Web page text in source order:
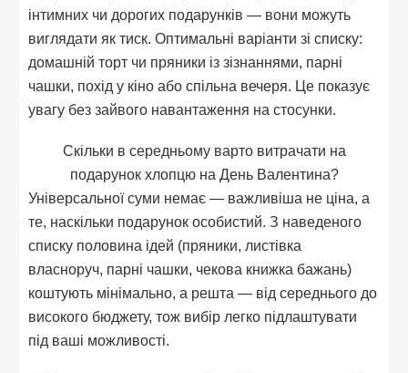
інтимних чи дорогих подарунків — вони можуть
виглядати як тиск. Оптимальні варіанти зі списку:
домашній торт чи пряники із зізнаннями, парні
чашки, похід у кіно або спільна вечеря. Це показує
увагу без зайвого навантаження на стосунки.
Скільки в середньому варто витрачати на
подарунок хлопцю на День Валентина?
Універсальної суми немає — важливіша не ціна, а
те, наскільки подарунок особистий. З наведеного
списку половина ідей (пряники, листівка
власноруч, парні чашки, чекова книжка бажань)
коштують мінімально, а решта — від середнього до
високого бюджету, тож вибір легко підлаштувати
під ваші можливості.